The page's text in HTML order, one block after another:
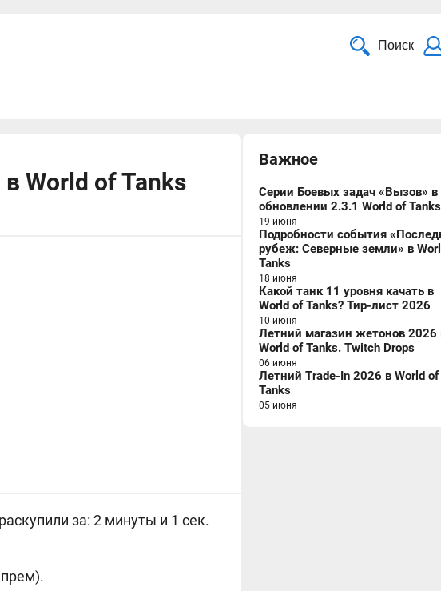
Поиск
World of Tanks
за: 2 минуты и 1 сек.
Важное
Серии Боевых задач «Вызов» в
обновлении 2.3.1 World of Tanks
19 июня
Подробности события
рубеж: Северные земли» в
Tanks
18 июня
Какой танк 11 уровня качать в
World of Tanks? Тир-лист 2026
10 июня
Летний магазин жетонов 2026
World of Tanks. Twitch Drops
06 июня
Летний Trade-In 2026 в World of
Tanks
05 июня